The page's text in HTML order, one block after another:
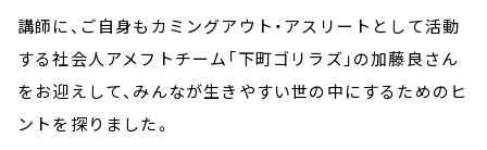
講師に、ご自身もカミングアウト・アスリートとして活動
する社会人アメフトチーム「下町ゴリラズ」の加藤良さん
をお迎えして、みんなが生きやすい世の中にするためのヒ
ントを探りました。